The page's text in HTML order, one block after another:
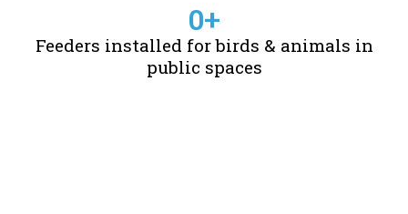
Feeders installed for birds & animals in
public spaces
0+